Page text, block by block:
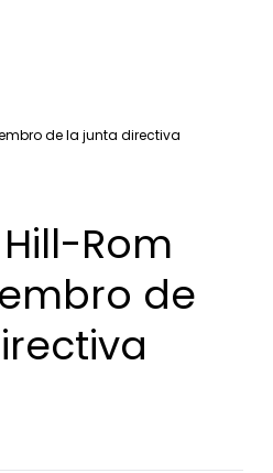
de la junta directiva
Rom
de